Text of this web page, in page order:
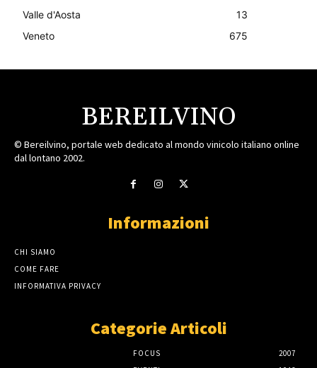
Valle d'Aosta
13
Veneto
675
BEREILVINO
© Bereilvino, portale web dedicato al mondo vinicolo italiano online
dal lontano 2002.
Informazioni
CHI SIAMO
COME FARE
INFORMATIVA PRIVACY
Categorie Articoli
FOCUS
2007